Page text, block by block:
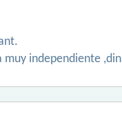
muy independiente